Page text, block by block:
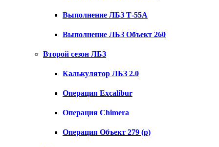
Выполнение ЛБЗ Т-55А
Выполнение ЛБЗ Объект 260
Второй сезон ЛБЗ
Калькулятор ЛБЗ 2.0
Операция Excalibur
Операция Chimera
Операция Объект 279 (р)